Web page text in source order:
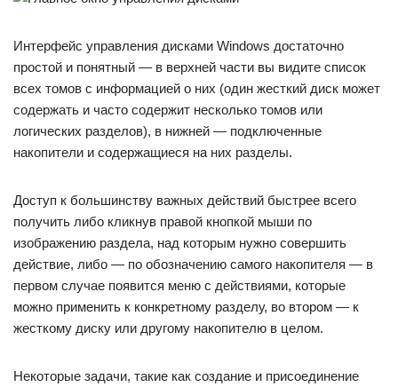
Интерфейс управления дисками Windows достаточно
простой и понятный — в верхней части вы видите список
всех томов с информацией о них (один жесткий диск может
содержать и часто содержит несколько томов или
логических разделов), в нижней — подключенные
накопители и содержащиеся на них разделы.
Доступ к большинству важных действий быстрее всего
получить либо кликнув правой кнопкой мыши по
изображению раздела, над которым нужно совершить
действие, либо — по обозначению самого накопителя — в
первом случае появится меню с действиями, которые
можно применить к конкретному разделу, во втором — к
жесткому диску или другому накопителю в целом.
Некоторые задачи, такие как создание и присоединение